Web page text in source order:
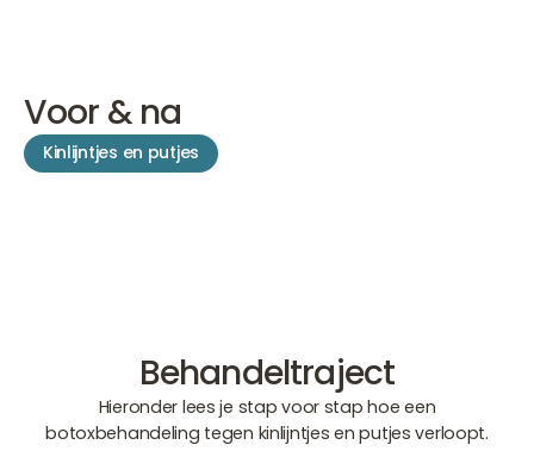
Voor & na
Kinlijntjes en putjes
Behandeltraject
Hieronder lees je stap voor stap hoe een
botoxbehandeling tegen kinlijntjes en putjes verloopt.